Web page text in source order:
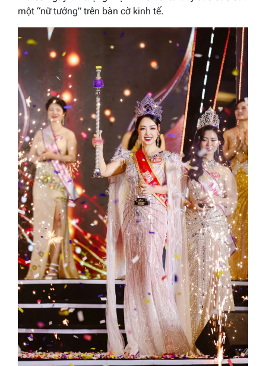
một “nữ tướng” trên bàn cờ kinh tế.